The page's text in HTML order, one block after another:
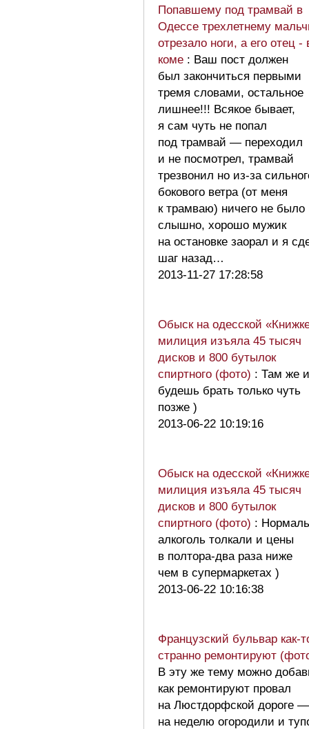
Попавшему под трамвай в
Одессе трехлетнему
отрезало ноги, а его отец -
коме : Ваш пост должен
был закончиться первыми
тремя словами, остальное
лишнее!!! Всякое бывает,
я сам чуть не попал
под трамвай — переходил
и не посмотрел, трамвай
трезвонил но из-за
бокового ветра (от меня
к трамваю) ничего не было
слышно, хорошо мужик
на остановке заорал и я
шаг назад…
2013-11-27 17:28:58
Обыск на одесской
милиция изъяла 45 тысяч
дисков и 800 бутылок
спиртного (фото) : Там же и
будешь брать только чуть
позже )
2013-06-22 10:19:16
Обыск на одесской
милиция изъяла 45 тысяч
дисков и 800 бутылок
спиртного (фото) :
алкоголь толкали и цены
в полтора-два раза ниже
чем в супермаркетах )
2013-06-22 10:16:38
Французский бульвар как-
странно ремонтируют
В эту же тему можно
как ремонтируют провал
на Люстдорфской дороге —
на неделю огородили и